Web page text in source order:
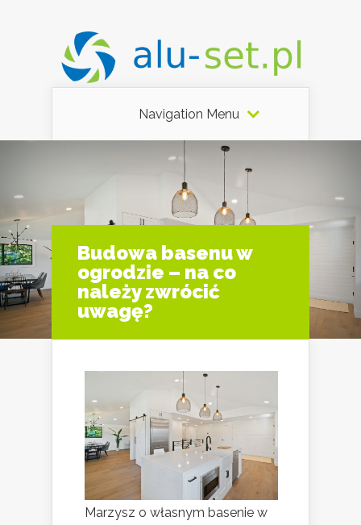
Navigation Menu
Budowa basenu w
ogrodzie – na co
należy zwrócić
uwagę?
Marzysz o własnym basenie w